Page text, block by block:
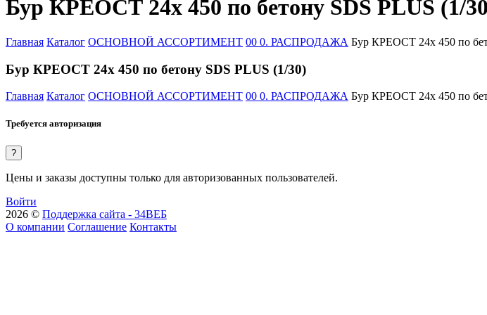
Бур КРЕОСТ 24х 450 по бетону SDS PLUS (1/
Главная Каталог ОСНОВНОЙ АССОРТИМЕНТ 00 0. РАСПРОДАЖА Бур КРЕОСТ 24х 450 по
Бур КРЕОСТ 24х 450 по бетону SDS PLUS (1/30)
Главная Каталог ОСНОВНОЙ АССОРТИМЕНТ 00 0. РАСПРОДАЖА Бур КРЕОСТ 24х 450 по
Требуется авторизация
?
Цены и заказы доступны только для авторизованных пользователей.
Войти
2026 © Поддержка сайта - 34ВЕБ
О компании Соглашение Контакты